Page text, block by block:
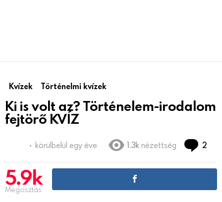
Kvízek Történelmi kvízek
Ki is volt az? Történelem-irodalom
fejtörő KVÍZ
körülbelül egy éve 1.3k nézettség 2
5.9k
Megosztás